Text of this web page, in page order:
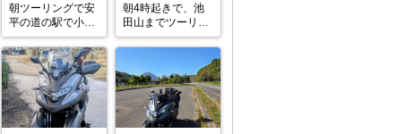
朝ツーリングで安
平の道の駅で小休
止。ここに来ると
菜の花はちみつバ
ターパンを必ず買
ってしまいま
す。　#トリシテ
ィ300
#ソロツーリン
朝4時起きで、池
田山までツーリン
グ🏍️
山頂からの眺めは
霧でよく見えない
😅